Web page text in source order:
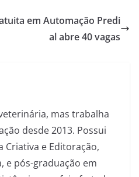
em Automação Predi
al abre 40 vagas
mas trabalha
desde 2013. Possui
Criativa e Editoração,
e pós-graduação em